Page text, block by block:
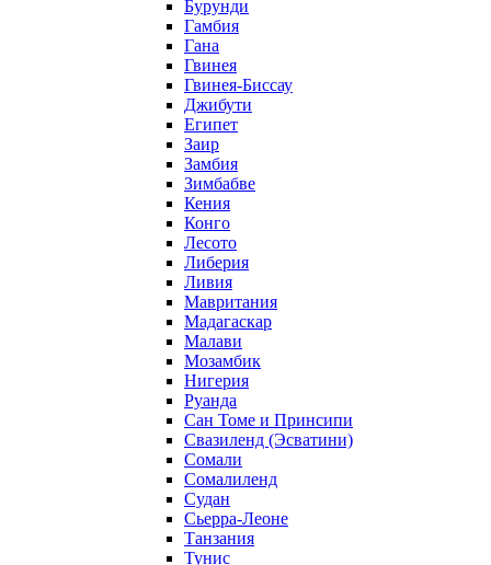
Бурунди
Гамбия
Гана
Гвинея
Гвинея-Биссау
Джибути
Египет
Заир
Замбия
Зимбабве
Кения
Конго
Лесото
Либерия
Ливия
Мавритания
Мадагаскар
Малави
Мозамбик
Нигерия
Руанда
Сан Томе и Принсипи
Свазиленд (Эсватини)
Сомали
Сомалиленд
Судан
Сьерра-Леоне
Танзания
Тунис